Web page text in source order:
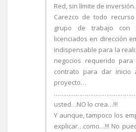
Red, sin límite de inversión.
Carezco de todo
grupo de trabajo con
licenciados en dirección
indispensable para la
negocios requerido
contrato para dar inicio
proyecto…
usted…NO lo crea…!!!
Y aunque, tampoco los
explicar…como…!!! No